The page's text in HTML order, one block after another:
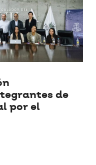
de
por el